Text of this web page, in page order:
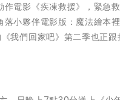
電影《疾凍救援》，緊急
小夥伴電影版：魔法繪本
我們回家吧》第二季也正跟